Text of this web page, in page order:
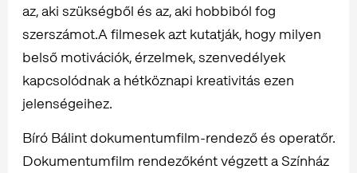
az, aki szükségből és az, aki hobbiból fog
szerszámot.A filmesek azt kutatják, hogy milyen
belső motivációk, érzelmek, szenvedélyek
kapcsolódnak a hétköznapi kreativitás ezen
jelenségeihez.
Bíró Bálint dokumentumfilm-rendező és operatőr.
Dokumentumfilm rendezőként végzett a Színház